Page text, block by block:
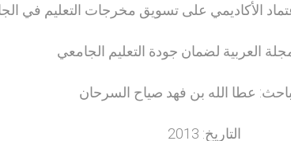
الأكاديمي على تسويق مخرجات التعليم في
العربية لضمان جودة التعليم الجامعي
عطا الله بن فهد صياح السرحان
التاريخ: 2013